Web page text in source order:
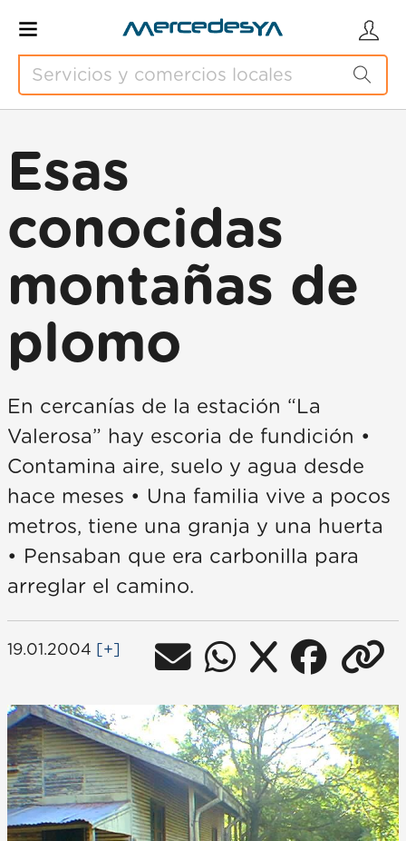
Esas
conocidas
montañas de
plomo
En cercanías de la estación “La
Valerosa” hay escoria de fundición •
Contamina aire, suelo y agua desde
hace meses • Una familia vive a pocos
metros, tiene una granja y una huerta
• Pensaban que era carbonilla para
arreglar el camino.
19.01.2004 [+]